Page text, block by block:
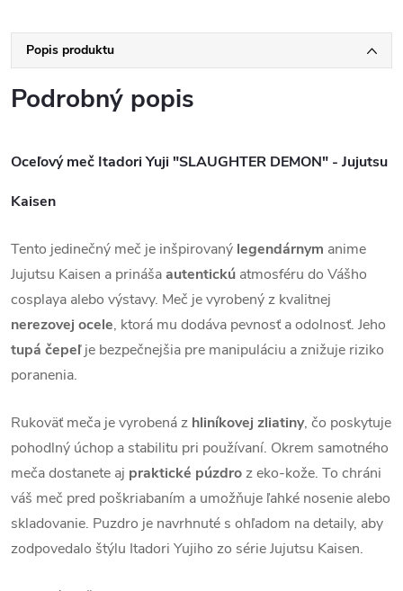
Popis produktu
Podrobný popis
Oceľový meč Itadori Yuji "SLAUGHTER DEMON" - Jujutsu
Kaisen
Tento jedinečný meč je inšpirovaný legendárnym anime
Jujutsu Kaisen a prinášaautentickú atmosféru do Vášho
cosplaya alebo výstavy. Meč je vyrobený z kvalitnej
nerezovej ocele, ktorá mu dodáva pevnosť a odolnosť. Jeho
tupá čepeľje bezpečnejšia pre manipuláciu a znižuje riziko
poranenia.
Rukoväť meča je vyrobená z hliníkovej zliatiny, čo poskytuje
pohodlný úchop a stabilitu pri používaní. Okrem samotného
meča dostanete aj praktické púzdroz eko-kože. To chráni
váš meč pred poškriabaním a umožňuje ľahké nosenie alebo
skladovanie. Puzdro je navrhnuté s ohľadom na detaily, aby
zodpovedalo štýlu Itadori Yujiho zo série Jujutsu Kaisen.